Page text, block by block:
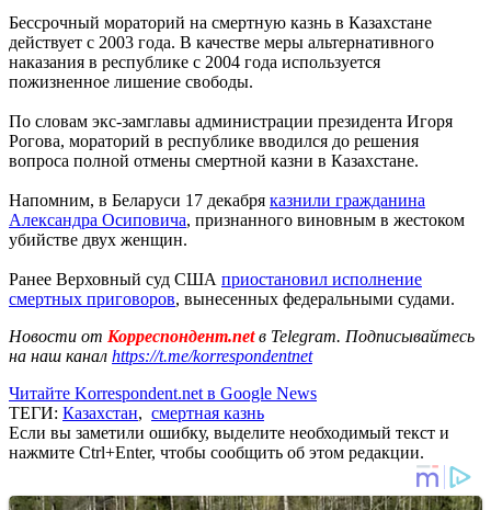
Бессрочный мораторий на смертную казнь в Казахстане
действует с 2003 года. В качестве меры альтернативного
наказания в республике с 2004 года используется
пожизненное лишение свободы.
По словам экс-замглавы администрации президента Игоря
Рогова, мораторий в республике вводился до решения
вопроса полной отмены смертной казни в Казахстане.
Напомним, в Беларуси 17 декабря казнили гражданина
Александра Осиповича, признанного виновным в жестоком
убийстве двух женщин.
Ранее Верховный суд США приостановил исполнение
смертных приговоров, вынесенных федеральными судами.
Новости от Корреспондент.netв Telegram. Подписывайтесь
на наш канал https://t.me/korrespondentnet
Читайте Korrespondent.net в Google News
ТЕГИ: Казахстан, смертная казнь
Если вы заметили ошибку, выделите необходимый текст и
нажмите Ctrl+Enter, чтобы сообщить об этом редакции.